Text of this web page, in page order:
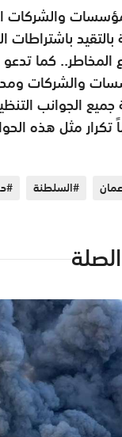
والشركات
باشتراطات
المخاطر.. كما تدعو
والشركات
الجوانب
تكرار مثلهذه
#السلطنة